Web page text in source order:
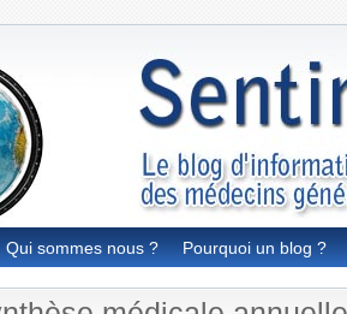
Qui sommes nous ? Pourquoi un blog ?